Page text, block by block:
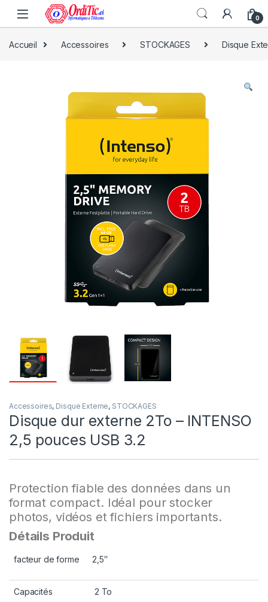
0
Accueil Accessoires STOCKAGES Disque
Accessoires, Disque Externe, STOCKAGES
Disque dur externe 2To – INTENSO
2,5 pouces USB 3.2
Protection fiable des données dans un
format compact. Idéal pour stocker
photos, vidéos et fichiers importants.
Détails Produit
facteur de forme 2,5″
Capacités 2 To